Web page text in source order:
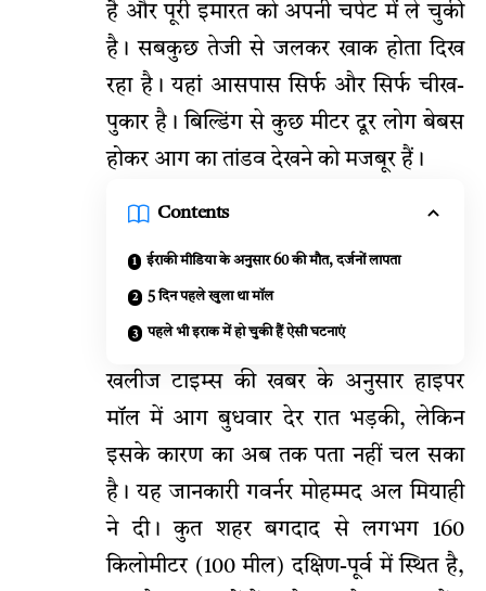
है और पूरी इमारत को अपनी चपेट में ले चुकी
है। सबकुछ तेजी से जलकर खाक होता दिख
रहा है। यहां आसपास सिर्फ और सिर्फ चीख-
पुकार है। बिल्डिंग से कुछ मीटर दूर लोग बेबस
होकर आग का तांडव देखने को मजबूर हैं।
Contents
ईराकी मीडिया के अनुसार 60 की मौत, दर्जनों लापता
5 दिन पहले खुला था मॉल
पहले भी इराक में हो चुकी हैं ऐसी घटनाएं
खलीज टाइम्स की खबर के अनुसार हाइपर
मॉल में आग बुधवार देर रात भड़की, लेकिन
इसके कारण का अब तक पता नहीं चल सका
है। यह जानकारी गवर्नर मोहम्मद अल मियाही
ने दी। कुत शहर बगदाद से लगभग 160
किलोमीटर (100 मील) दक्षिण-पूर्व में स्थित है,